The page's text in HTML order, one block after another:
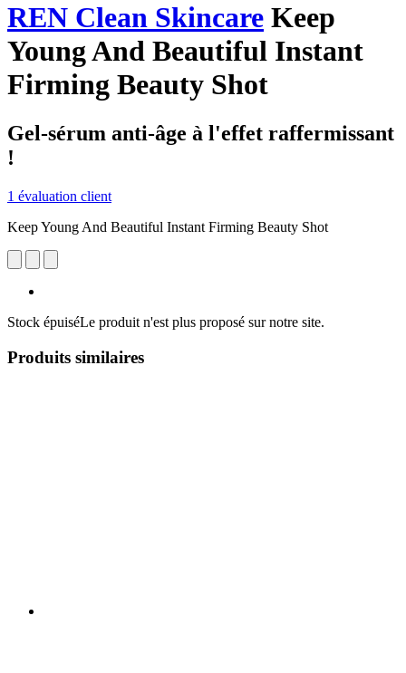
REN Clean Skincare Keep
Young And Beautiful Instant
Firming Beauty Shot
Gel-sérum anti-âge à l'effet raffermissant
!
1 évaluation client
Keep Young And Beautiful Instant Firming Beauty Shot
Stock épuiséLe produit n'est plus proposé sur notre site.
Produits similaires